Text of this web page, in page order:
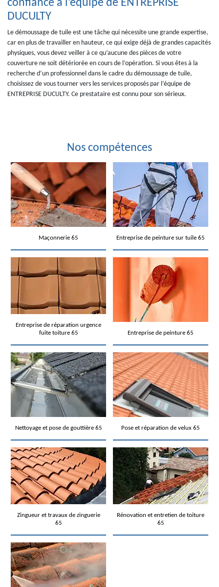
confiance à l’équipe de ENTREPRISE
DUCULTY
Le démoussage de tuile est une tâche qui nécessite une grande expertise,
car en plus de travailler en hauteur, ce qui exige déjà de grandes capacités
physiques, vous devez veiller à ce qu’aucune des pièces de votre
couverture ne soit détériorée en cours de l’opération. Si vous êtes à la
recherche d’un professionnel dans le cadre du démoussage de tuile,
choisissez de vous tourner vers les services proposés par l’équipe de
ENTREPRISE DUCULTY. Ce prestataire est connu pour son sérieux.
Nos compétences
Maçonnerie 65 Entreprise de peinture sur tuile 65
Entreprise de réparation urgence
fuite toiture 65
Entreprise de peinture 65
Nettoyage et pose de gouttière 65 Pose et réparation de velux 65
Zingueur et travaux de zinguerie
65
Rénovation et entretien de toiture
65